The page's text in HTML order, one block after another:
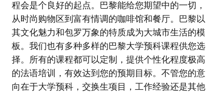
程会是个良好的起点。巴黎能给您期望中的一切，
从时尚购物区到富有情调的咖啡馆和餐厅。巴黎以
其文化魅力和包罗万象的特质成为大城市生活的模
板。我们也有多种多样的巴黎大学预科课程供您选
择。所有的课程都可以定制，提供个性化程度极高
的法语培训，有效达到您的预期目标。不管您的意
向在于大学预科，交换生项目，工作经验还是其他